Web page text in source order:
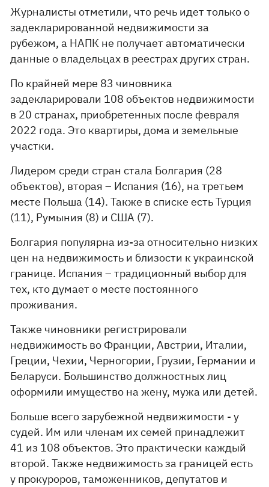
Журналисты отметили, что речь идет только о
задекларированной недвижимости за
рубежом, а НАПК не получает автоматически
данные о владельцах в реестрах других стран.
По крайней мере 83 чиновника
задекларировали 108 объектов недвижимости
в 20 странах, приобретенных после февраля
2022 года. Это квартиры, дома и земельные
участки.
Лидером среди стран стала Болгария (28
объектов), вторая – Испания (16), на третьем
месте Польша (14). Также в списке есть Турция
(11), Румыния (8) и США (7).
Болгария популярна из-за относительно низких
цен на недвижимость и близости к украинской
границе. Испания – традиционный выбор для
тех, кто думает о месте постоянного
проживания.
Также чиновники регистрировали
недвижимость во Франции, Австрии, Италии,
Греции, Чехии, Черногории, Грузии, Германии и
Беларуси. Большинство должностных лиц
оформили имущество на жену, мужа или детей.
Больше всего зарубежной недвижимости - у
судей. Им или членам их семей принадлежит
41 из 108 объектов. Это практически каждый
второй. Также недвижимость за границей есть
у прокуроров, таможенников, депутатов и